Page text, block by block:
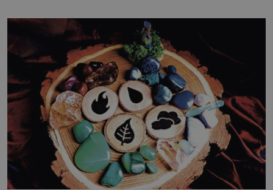
fyzický ani psychický nátlak. Syn brněnského řezníka
chce být knězem a